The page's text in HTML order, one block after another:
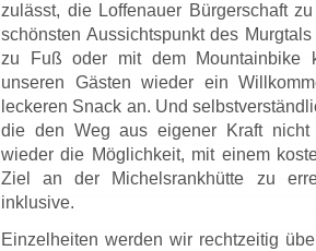
zulässt, die Loffenauer Bürgerschaft
schönsten Aussichtspunkt des
zu Fuß oder mit dem Mountainbike
unseren Gästen wieder ein
leckeren Snack an. Und
die den Weg aus eigener Kraft nicht
wieder die Möglichkeit, mit einem
Ziel an der Michelsrankhütte zu
inklusive.
Einzelheiten werden wir rechtzeitig